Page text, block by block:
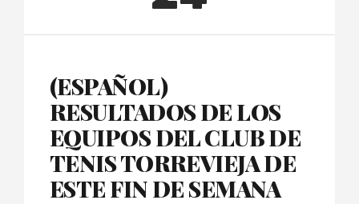
(ESPAÑOL)
RESULTADOS DE LOS
EQUIPOS DEL CLUB DE
TENIS TORREVIEJA DE
ESTE FIN DE SEMANA